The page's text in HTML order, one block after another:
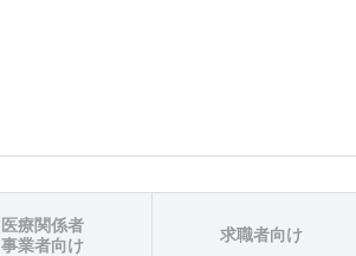
医療関係者
事業者向け
求職者向け